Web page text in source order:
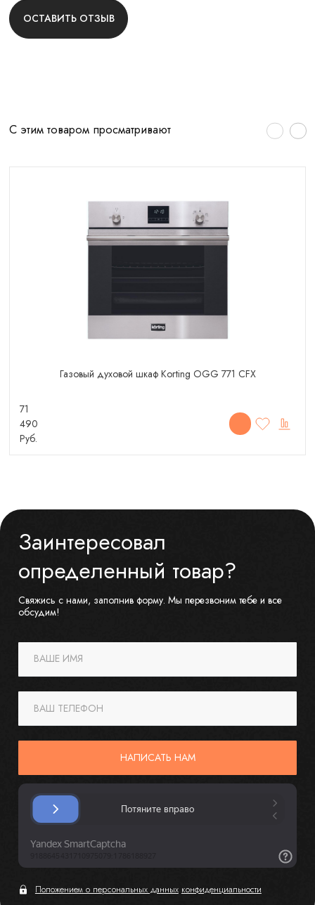
ОСТАВИТЬ ОТЗЫВ
С этим товаром просматривают
Газовый духовой шкаф Korting OGG 771 CFX
71
490
Руб.
Заинтересовал
определенный товар?
Свяжись с нами, заполнив форму. Мы перезвоним тебе и все
обсудим!
ВАШЕ ИМЯ
ВАШ ТЕЛЕФОН
НАПИСАТЬ НАМ
Положением о персональных данных конфиденциальности